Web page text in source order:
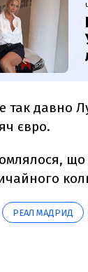
так давно
євро.
що
РЕАЛ МАДРИД